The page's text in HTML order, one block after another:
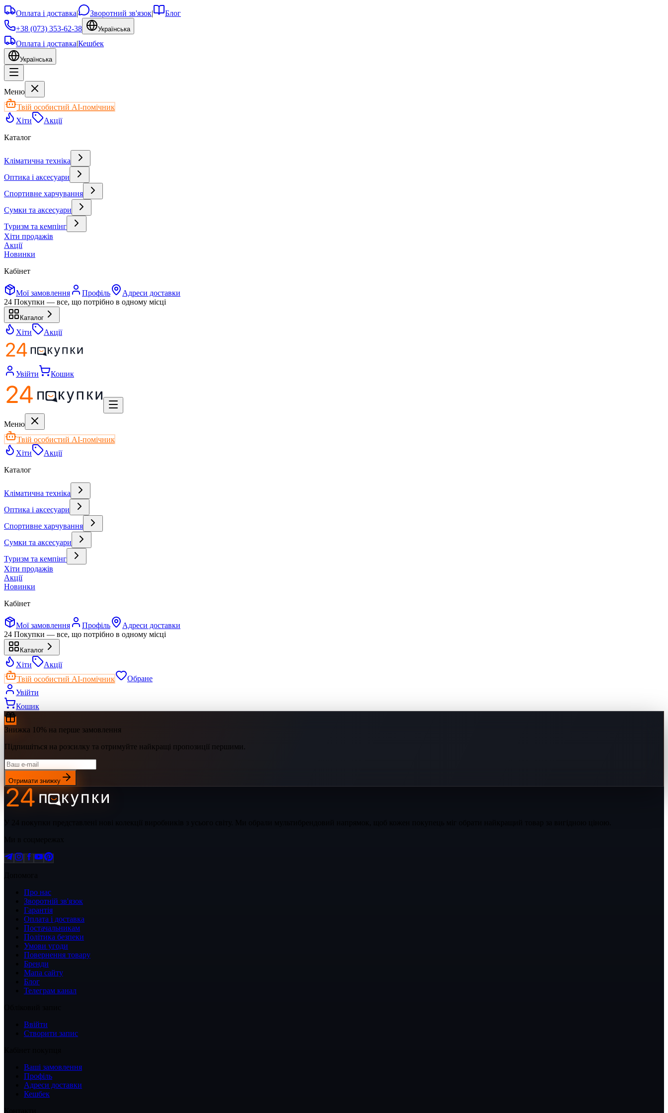
Оплата і доставка| Зворотний зв'язок|
Блог
+38 (073) 353-62-38
Українська
Оплата і доставка|Кешбек
Українська
Меню
Твій особистий AI-помічник
Хіти
Акції
Каталог
Кліматична техніка
Оптика і аксесуари
Спортивне харчування
Сумки та аксесуари
Туризм та кемпінг
Хіти продажів
Акції
Новинки
Кабінет
Мої замовлення Профіль
Адреси доставки
24 Покупки — все, що потрібно в одному місці
Каталог
Хіти Акції
Увійти Кошик
Меню
Твій особистий AI-помічник
Хіти
Акції
Каталог
Кліматична техніка
Оптика і аксесуари
Спортивне харчування
Сумки та аксесуари
Туризм та кемпінг
Хіти продажів
Акції
Новинки
Кабінет
Мої замовлення Профіль
Адреси доставки
24 Покупки — все, що потрібно в одному місці
Каталог
Хіти
Акції
Твій особистий AI-помічник
Обране
Увійти
Кошик
Знижка 10% на перше замовлення
Підпишіться на розсилку та отримуйте найкращі пропозиції першими.
Отримати знижку
Про нас
Зворотній зв'язок
Гарантія
Оплата і доставка
Постачальникам
Політика безпеки
Умови угоди
Повернення товару
Бренди
Мапа сайту
Блог
Телеграм канал
Ввійти
Створити запис
Ваші замовлення
Профіль
Адреси доставки
Кешбек